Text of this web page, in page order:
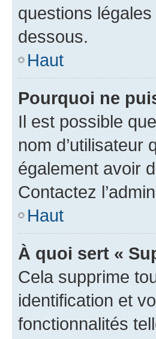
questions
dessous.
Haut
Pourquoi ne
Il est possible
nom d’utilisateur
également avoir
Contactez
Haut
À quoi sert «
Cela supprime
identification et
fonctionnalités